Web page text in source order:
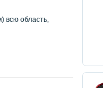
всю область,